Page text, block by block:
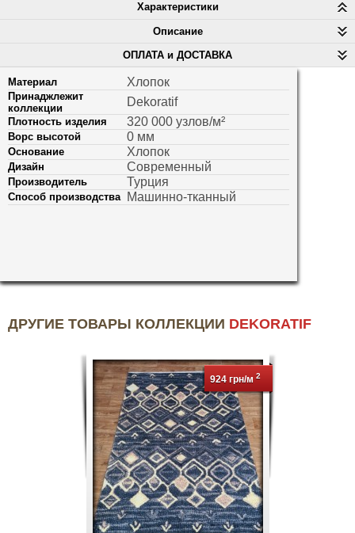
Характеристики
Описание
ОПЛАТА и ДОСТАВКА
Материал Хлопок
Принаджлежит
коллекции
Dekoratif
Плотность изделия 320 000 узлов/м²
Ворс высотой 0 мм
Основание Хлопок
Дизайн Современный
Производитель Турция
Способ производства Машинно-тканный
ДРУГИЕ ТОВАРЫ КОЛЛЕКЦИИ DEKORATIF
924 грн/м 2